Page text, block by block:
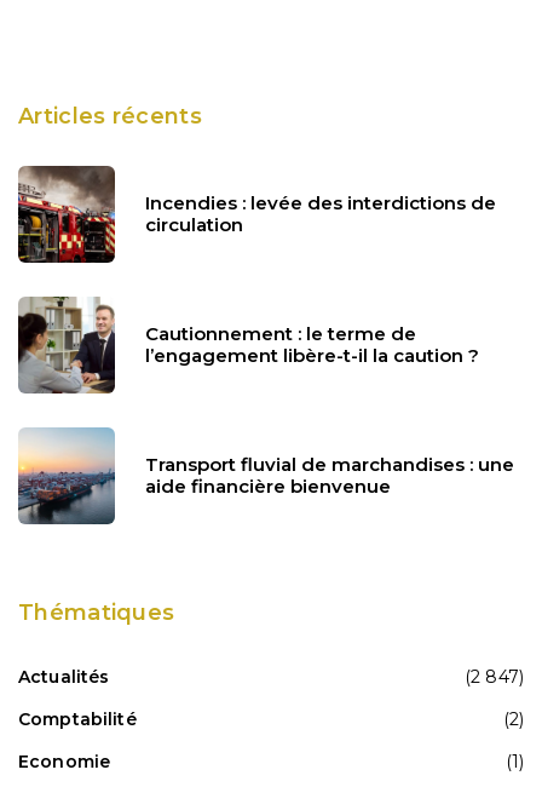
Articles récents
Incendies : levée des interdictions de
circulation
Cautionnement : le terme de
l’engagement libère-t-il la caution ?
Transport fluvial de marchandises : une
aide financière bienvenue
Thématiques
Actualités
(2 847)
Comptabilité
(2)
Economie
(1)